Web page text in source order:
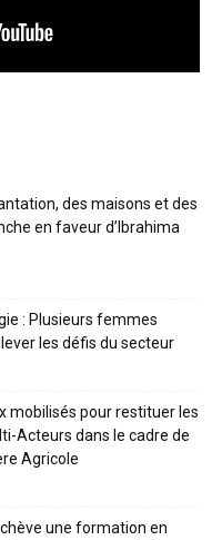
des maisons et des
en faveur d’Ibrahima
: Plusieurs femmes
les défis du secteur
mobilisés pour restituer les
Acteurs dans le cadre de
Agricole
une formation en